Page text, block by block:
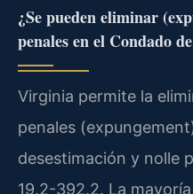
¿Se pueden eliminar
penales en el Condado
Virginia permite la
penales
desestimación y nolle
19.2-392.2. La